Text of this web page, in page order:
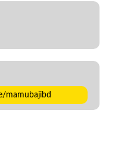
mamubajibd